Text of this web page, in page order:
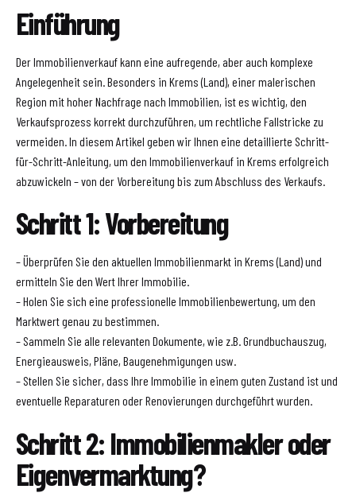
Einführung
Der Immobilienverkauf kann eine aufregende, aber auch komplexe
Angelegenheit sein. Besonders in Krems (Land), einer malerischen
Region mit hoher Nachfrage nach Immobilien, ist es wichtig, den
Verkaufsprozess korrekt durchzuführen, um rechtliche Fallstricke zu
vermeiden. In diesem Artikel geben wir Ihnen eine detaillierte Schritt-
für-Schritt-Anleitung, um den Immobilienverkauf in Krems erfolgreich
abzuwickeln – von der Vorbereitung bis zum Abschluss des Verkaufs.
Schritt 1: Vorbereitung
– Überprüfen Sie den aktuellen Immobilienmarkt in Krems (Land) und
ermitteln Sie den Wert Ihrer Immobilie.
– Holen Sie sich eine professionelle Immobilienbewertung, um den
Marktwert genau zu bestimmen.
– Sammeln Sie alle relevanten Dokumente, wie z.B. Grundbuchauszug,
Energieausweis, Pläne, Baugenehmigungen usw.
– Stellen Sie sicher, dass Ihre Immobilie in einem guten Zustand ist und
eventuelle Reparaturen oder Renovierungen durchgeführt wurden.
Schritt 2: Immobilienmakler oder
Eigenvermarktung?